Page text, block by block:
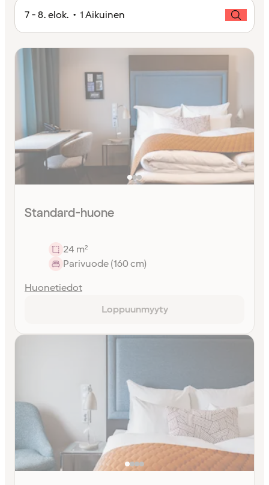
7 - 8. elok. • 1 Aikuinen
Standard-huone
24 m²
Parivuode (160 cm)
Huonetiedot
Loppuunmyyty